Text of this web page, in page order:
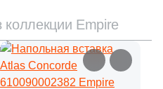
Empire